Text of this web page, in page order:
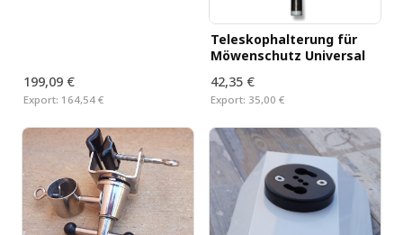
199,09 €
Export: 164,54 €
Teleskophalterung für
Möwenschutz Universal
42,35 €
Export: 35,00 €